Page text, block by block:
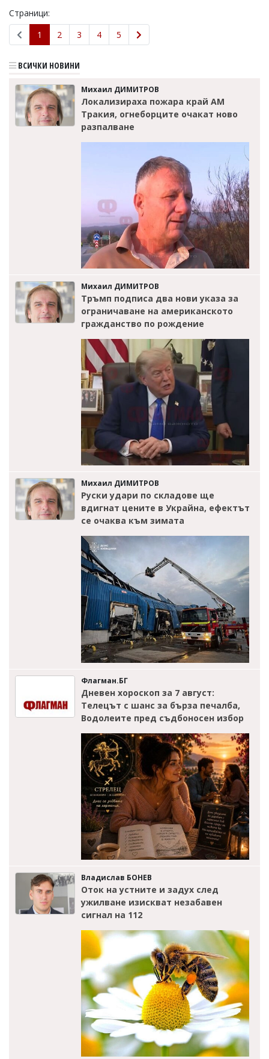
Страници:
1
2 3 4 5
ВСИЧКИ НОВИНИ
Михаил ДИМИТРОВ
Локализираха пожара край АМ
Тракия, огнеборците очакат ново
разпалване
Михаил ДИМИТРОВ
Тръмп подписа два нови указа за
ограничаване на американското
гражданство по рождение
Михаил ДИМИТРОВ
Руски удари по складове ще
вдигнат цените в Украйна, ефектът
се очаква към зимата
Флагман.БГ
Дневен хороскоп за 7 август:
Телецът с шанс за бърза печалба,
Водолеите пред съдбоносен избор
Владислав БОНЕВ
Оток на устните и задух след
ужилване изискват незабавен
сигнал на 112